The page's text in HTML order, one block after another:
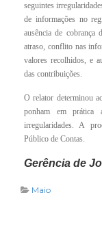
seguintes
de informações no
ausência de cobrança
atraso, conflito nas
valores recolhidos, e
das contribuições.
O relator determinou
ponham em prática
irregularidades. A
Público de Contas.
Gerência de
Maio